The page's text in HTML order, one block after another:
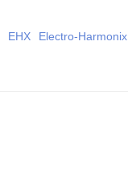
EHX
Electro-Harmonix